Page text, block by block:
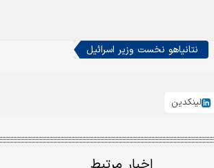
نتانیاهو نخست وزیر اسرائیل
لینکدین